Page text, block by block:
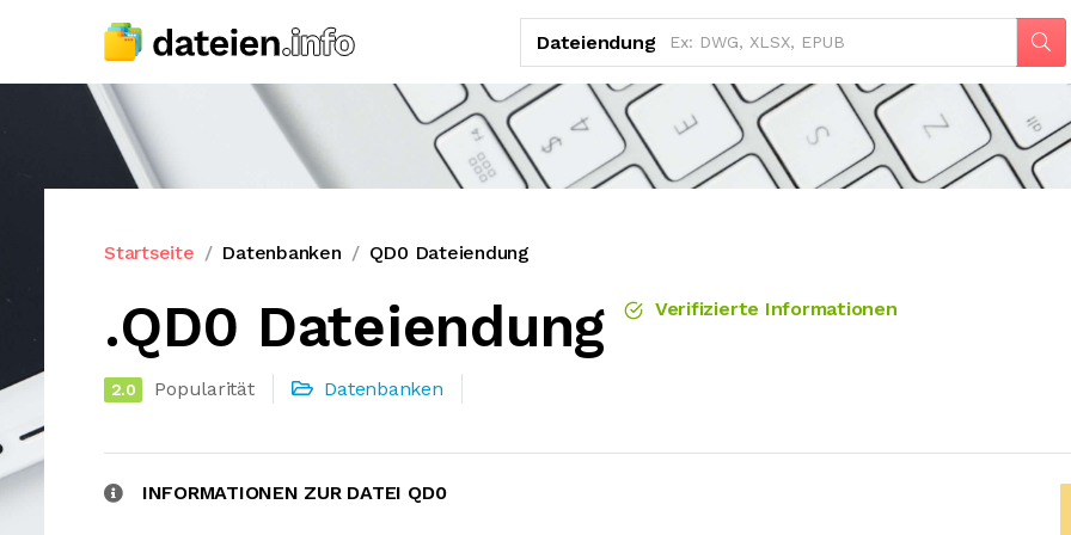
Dateiendung
Startseite Datenbanken QD0 Dateiendung
.QD0 Dateiendung Verifizierte Informationen
2.0 Popularität Datenbanken
INFORMATIONEN ZUR DATEI QD0